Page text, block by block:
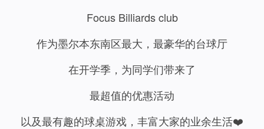
Focus Billiards club
作为墨尔本东南区最大，最豪华的台球厅
在开学季，为同学们带来了
最超值的优惠活动
以及最有趣的球桌游戏，丰富大家的业余生活❤️